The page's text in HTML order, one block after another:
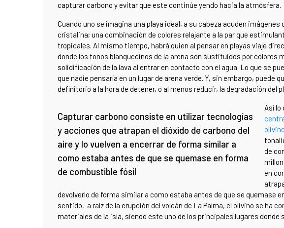
capturar carbono y evitar que este continúe yendo hacia la atmósfera.
Cuando uno se imagina una playa ideal, a su cabeza acuden imágenes
cristalina; una combinación de colores relajante a la par que
tropicales. Al mismo tiempo, habrá quien al pensar en playas viaje
donde los tonos blanquecinos de la arena son sustituidos por colores
solidificación de la lava al entrar en contacto con el agua. Lo que se
que nadie pensaría en un lugar de arena verde. Y, sin embargo,
definitorio a la hora de detener, o al menos reducir, la degradación del
Capturar carbono consiste en utilizar tecnologías
y acciones que atrapan el dióxido de carbono del
aire y lo vuelven a encerrar de forma similar a
como estaba antes de que se quemase en forma
de combustible fósil
Así lo
olivino
de
en
devolverlo de forma similar a como estaba antes de que se quemase
sentido, a raíz de la erupción del volcán de La Palma, el olivino se ha
materiales de la isla, siendo este uno de los principales lugares donde